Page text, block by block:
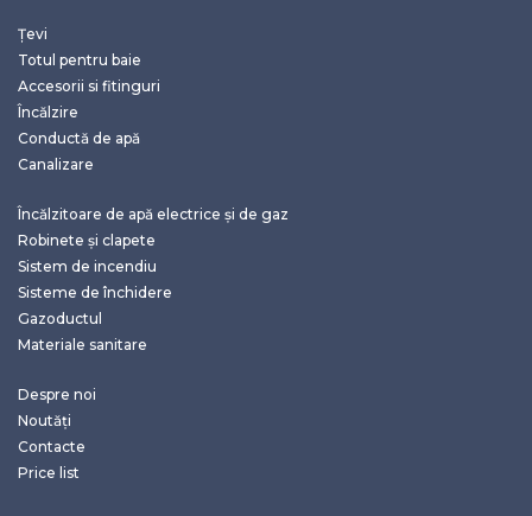
Țevi
Totul pentru baie
Accesorii si fitinguri
Încălzire
Conductă de apă
Canalizare
Încălzitoare de apă electrice și de gaz
Robinete și clapete
Sistem de incendiu
Sisteme de închidere
Gazoductul
Materiale sanitare
Despre noi
Noutăți
Contacte
Price list